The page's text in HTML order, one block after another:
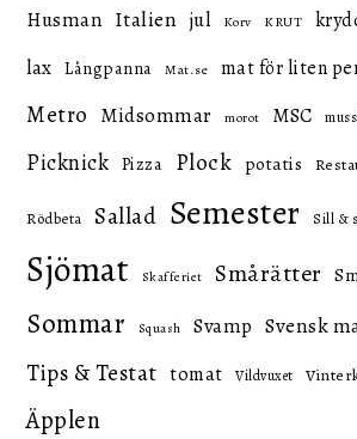
Husman Italien jul Korv KRUT
lax Långpanna Mat.se mat för liten
Metro Midsommar morot MSC
Picknick Pizza Plock potatis
Rödbeta Sallad Semester Sill &
Sjömat Skafferiet Smårätter
Sommar Squash Svamp Svensk
Tips & Testat tomat Vildvuxet
Äpplen